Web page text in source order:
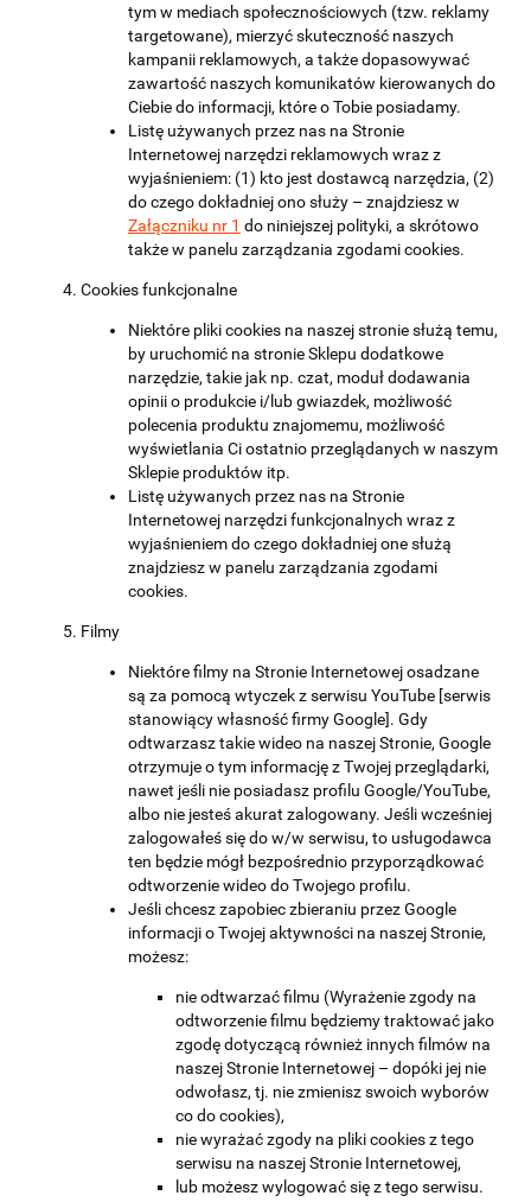
tym w mediach społecznościowych (tzw. reklamy
targetowane), mierzyć skuteczność naszych
kampanii reklamowych, a także dopasowywać
zawartość naszych komunikatów kierowanych do
Ciebie do informacji, które o Tobie posiadamy.
Listę używanych przez nas na Stronie
Internetowej narzędzi reklamowych wraz z
wyjaśnieniem: (1) kto jest dostawcą narzędzia, (2)
do czego dokładniej ono służy – znajdziesz w
Załączniku nr 1 do niniejszej polityki, a skrótowo
także w panelu zarządzania zgodami cookies.
Cookies funkcjonalne
Niektóre pliki cookies na naszej stronie służą temu,
by uruchomić na stronie Sklepu dodatkowe
narzędzie, takie jak np. czat, moduł dodawania
opinii o produkcie i/lub gwiazdek, możliwość
polecenia produktu znajomemu, możliwość
wyświetlania Ci ostatnio przeglądanych w naszym
Sklepie produktów itp.
Listę używanych przez nas na Stronie
Internetowej narzędzi funkcjonalnych wraz z
wyjaśnieniem do czego dokładniej one służą
znajdziesz w panelu zarządzania zgodami
cookies.
Filmy
Niektóre filmy na Stronie Internetowej osadzane
są za pomocą wtyczek z serwisu YouTube [serwis
stanowiący własność firmy Google]. Gdy
odtwarzasz takie wideo na naszej Stronie, Google
otrzymuje o tym informację z Twojej przeglądarki,
nawet jeśli nie posiadasz profilu Google/YouTube,
albo nie jesteś akurat zalogowany. Jeśli wcześniej
zalogowałeś się do w/w serwisu, to usługodawca
ten będzie mógł bezpośrednio przyporządkować
odtworzenie wideo do Twojego profilu.
Jeśli chcesz zapobiec zbieraniu przez Google
informacji o Twojej aktywności na naszej Stronie,
możesz:
nie odtwarzać filmu (Wyrażenie zgody na
odtworzenie filmu będziemy traktować jako
zgodę dotyczącą również innych filmów na
naszej Stronie Internetowej – dopóki jej nie
odwołasz, tj. nie zmienisz swoich wyborów
co do cookies),
nie wyrażać zgody na pliki cookies z tego
serwisu na naszej Stronie Internetowej,
lub możesz wylogować się z tego serwisu.